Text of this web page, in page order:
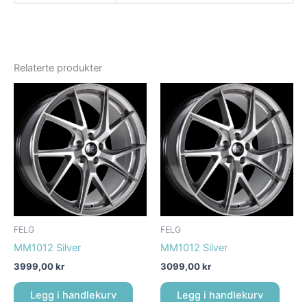
Relaterte produkter
FELG
MM1012 Silver
3999,00kr
Legg i handlekurv
FELG
MM1012 Silver
3099,00kr
Legg i handlekurv